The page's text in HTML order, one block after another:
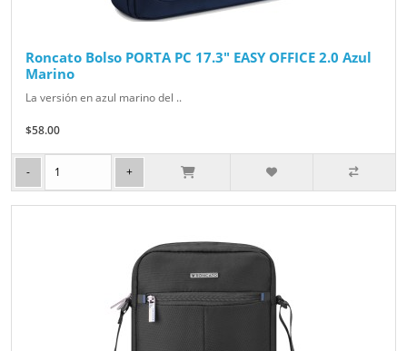
Roncato Bolso PORTA PC 17.3" EASY OFFICE 2.0 Azul
Marino
La versión en azul marino del ..
$58.00